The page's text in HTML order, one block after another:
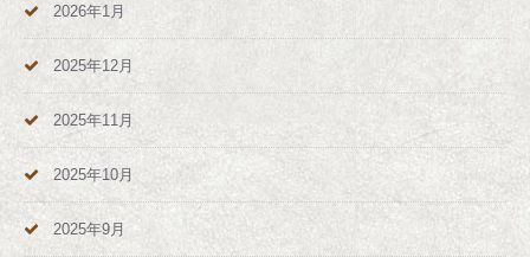
2026年1月
2025年12月
2025年11月
2025年10月
2025年9月